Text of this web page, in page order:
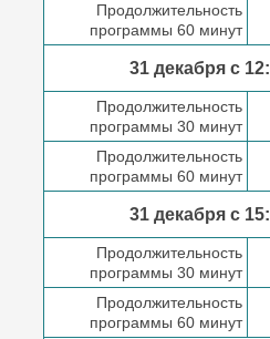
Продолжительность
программы 60 минут
31 декабря с
Продолжительность
программы 30 минут
Продолжительность
программы 60 минут
31 декабря с
Продолжительность
программы 30 минут
Продолжительность
программы 60 минут